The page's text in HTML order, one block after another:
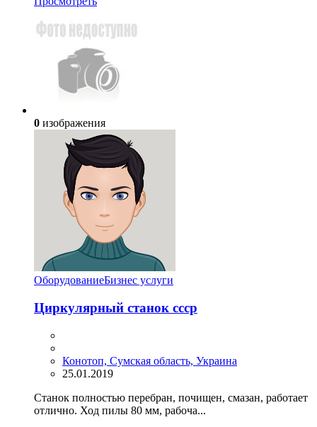
0 изображения
ОборудованиеБизнес услуги
Циркулярный станок ссср
Конотоп, Сумская область, Украина
25.01.2019
Станок полностью перебран, почищен, смазан, работает
отлично. Ход пилы 80 мм, рабоча...